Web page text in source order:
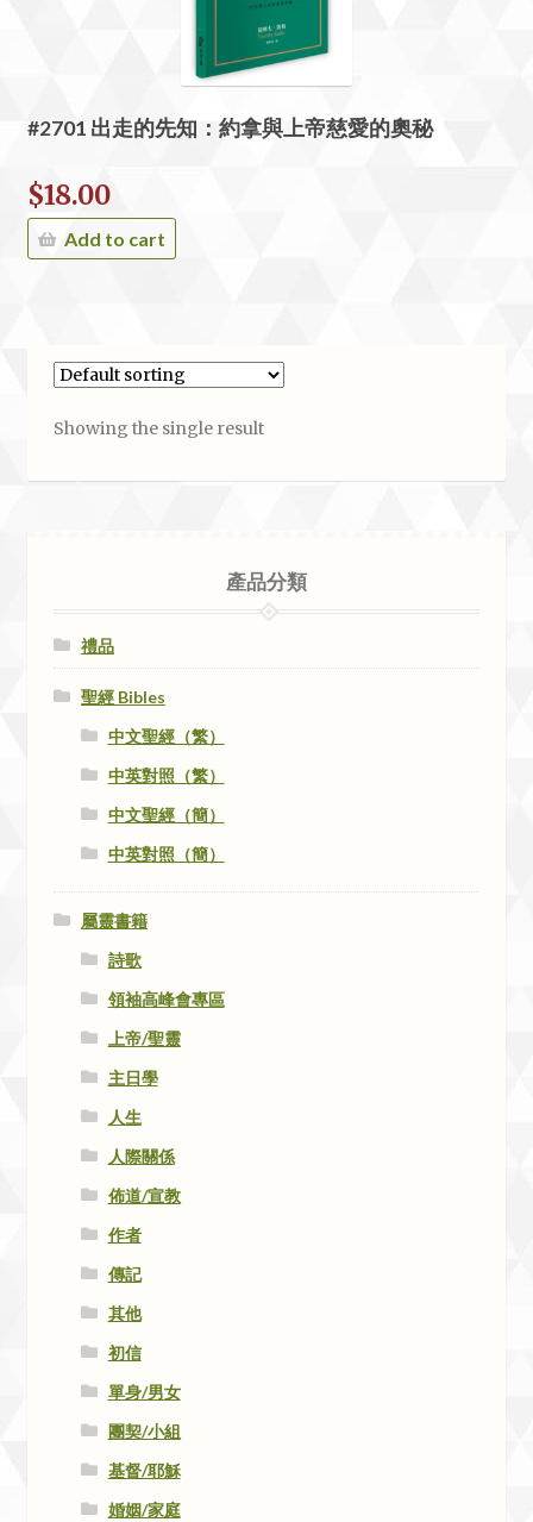
#2701 出走的先知：約拿與上帝慈愛的奧秘
$18.00
Add to cart
Showing the single result
產品分類
禮品
聖經 Bibles
中文聖經（繁）
中英對照（繁）
中文聖經（簡）
中英對照（簡）
屬靈書籍
詩歌
領袖高峰會專區
上帝/聖靈
主日學
人生
人際關係
佈道/宣教
作者
傳記
其他
初信
單身/男女
團契/小組
基督/耶穌
婚姻/家庭